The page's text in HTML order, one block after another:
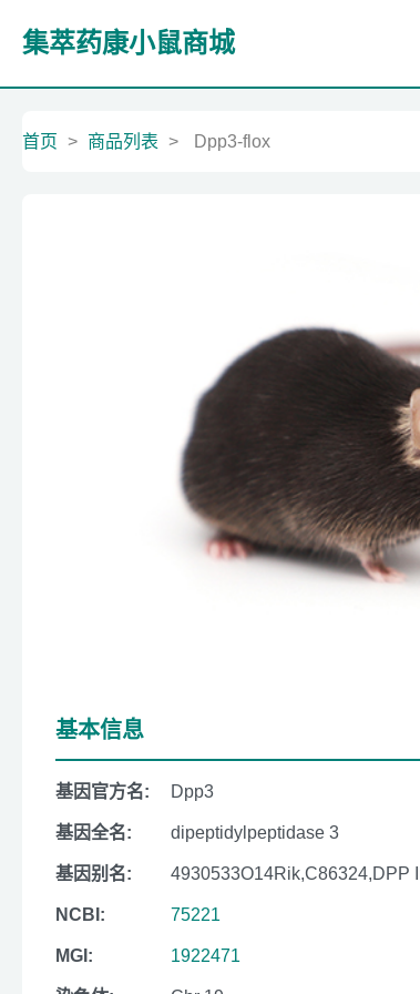
集萃药康小鼠商城
首页 > 商品列表 > Dpp3-flox
基本信息
基因官方名: Dpp3
基因全名: dipeptidylpeptidase 3
基因别名: 4930533O14Rik,C86324,DPP III
NCBI: 75221
MGI: 1922471